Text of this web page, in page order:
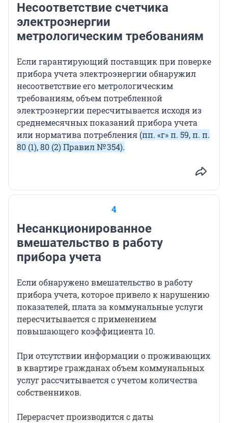
Несоответствие счетчика
электроэнергии
метрологическим требованиям
Если гарантирующий поставщик при поверке
прибора учета электроэнергии обнаружил
несоответствие его метрологическим
требованиям, объем потребленной
электроэнергии пересчитывается исходя из
среднемесячных показаний прибора учета
или норматива потребления (пп. «г» п. 59, п. п.
80 (1), 80 (2) Правил № 354).
4
Несанкционированное
вмешательство в работу
прибора учета
Если обнаружено вмешательство в работу
прибора учета, которое привело к нарушению
показателей, плата за коммунальные услуги
пересчитывается с применением
повышающего коэффициента 10.
При отсутствии информации о проживающих
в квартире гражданах объем коммунальных
услуг рассчитывается с учетом количества
собственников.
Перерасчет производится с даты